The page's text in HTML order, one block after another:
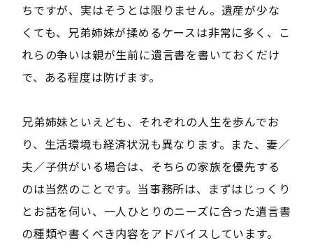
ちですが、実はそうとは限りません。遺産が少な
くても、兄弟姉妹が揉めるケースは非常に多く、こ
れらの争いは親が生前に遺言書を書いておくだけ
で、ある程度は防げます。
兄弟姉妹といえども、それぞれの人生を歩んでお
り、生活環境も経済状況も異なります。また、妻／
夫／子供がいる場合は、そちらの家族を優先する
のは当然のことです。当事務所は、まずはじっくり
とお話を伺い、一人ひとりのニーズに合った遺言書
の種類や書くべき内容をアドバイスしています。